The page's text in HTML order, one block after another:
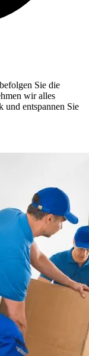
Sie die
wir alles
und entspannen Sie